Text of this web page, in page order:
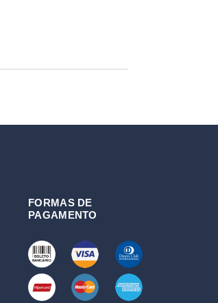
FORMAS DE
PAGAMENTO